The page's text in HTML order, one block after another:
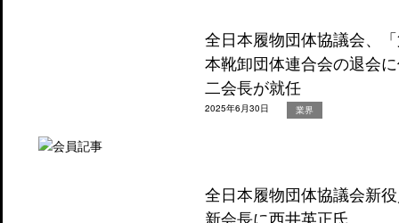
全日本履物団体協議会、
本靴卸団体連合会の退会
二会長が就任
2025年6月30日 業界
全日本履物団体協議会新
新会長に西井英正氏